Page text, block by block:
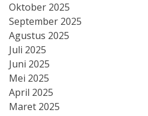
Oktober 2025
September 2025
Agustus 2025
Juli 2025
Juni 2025
Mei 2025
April 2025
Maret 2025